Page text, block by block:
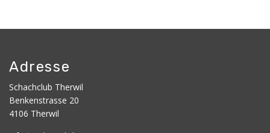
Adresse
Schachclub Therwil
Benkenstrasse 20
4106 Therwil